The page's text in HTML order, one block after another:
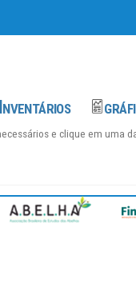
e clique em uma